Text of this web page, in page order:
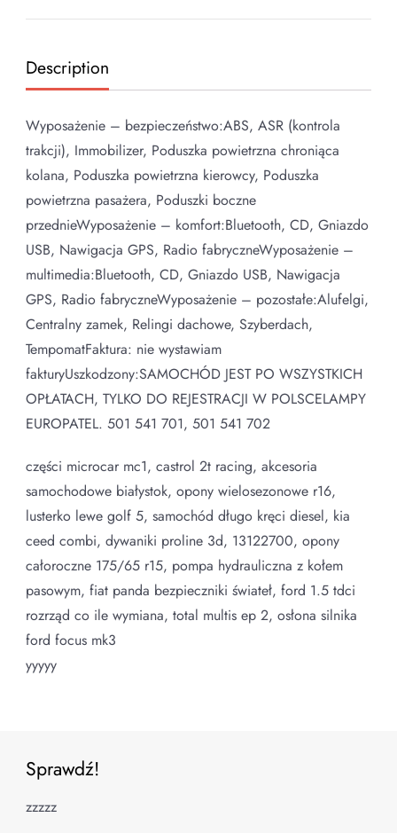
Description
Wyposażenie – bezpieczeństwo:ABS, ASR (kontrola
trakcji), Immobilizer, Poduszka powietrzna chroniąca
kolana, Poduszka powietrzna kierowcy, Poduszka
powietrzna pasażera, Poduszki boczne
przednieWyposażenie – komfort:Bluetooth, CD, Gniazdo
USB, Nawigacja GPS, Radio fabryczneWyposażenie –
multimedia:Bluetooth, CD, Gniazdo USB, Nawigacja
GPS, Radio fabryczneWyposażenie – pozostałe:Alufelgi,
Centralny zamek, Relingi dachowe, Szyberdach,
TempomatFaktura: nie wystawiam
fakturyUszkodzony:SAMOCHÓD JEST PO WSZYSTKICH
OPŁATACH, TYLKO DO REJESTRACJI W POLSCELAMPY
EUROPATEL. 501 541 701, 501 541 702
części microcar mc1, castrol 2t racing, akcesoria
samochodowe białystok, opony wielosezonowe r16,
lusterko lewe golf 5, samochód długo kręci diesel, kia
ceed combi, dywaniki proline 3d, 13122700, opony
całoroczne 175/65 r15, pompa hydrauliczna z kołem
pasowym, fiat panda bezpieczniki świateł, ford 1.5 tdci
rozrząd co ile wymiana, total multis ep 2, osłona silnika
ford focus mk3
yyyyy
Sprawdź!
zzzzz